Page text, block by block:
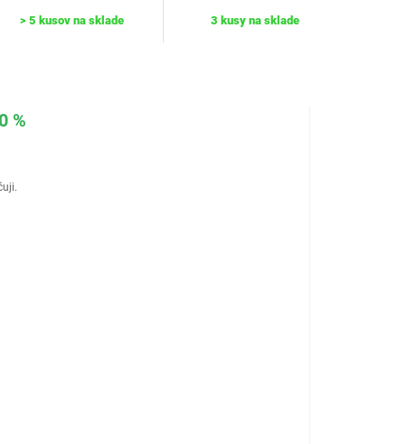
> 5 kusov na sklade 3 kusy na sklade
%